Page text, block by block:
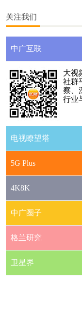
关注我们
中广互联
大视
社群
察、
行业
电视瞭望塔
5G Plus
4K8K
中广圈子
格兰研究
卫星界